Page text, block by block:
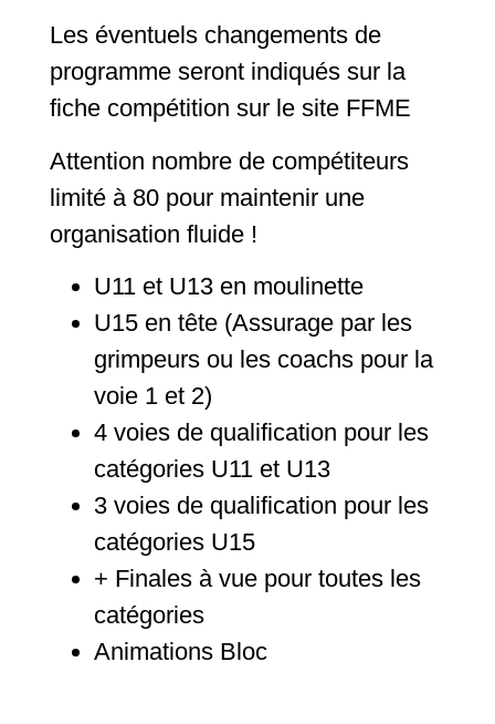
Les éventuels changements de
programme seront indiqués sur la
fiche compétition sur le site FFME
Attention nombre de compétiteurs
limité à 80 pour maintenir une
organisation fluide !
U11 et U13 en moulinette
U15 en tête (Assurage par les
grimpeurs ou les coachs pour la
voie 1 et 2)
4 voies de qualification pour les
catégories U11 et U13
3 voies de qualification pour les
catégories U15
+ Finales à vue pour toutes les
catégories
Animations Bloc